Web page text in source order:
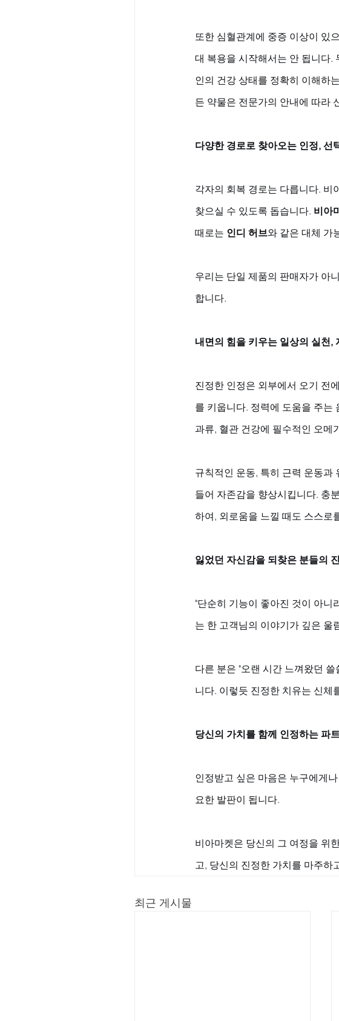
또한 심혈관계에 중증 이상이 있
대 복용을 시작해서는 안 됩니다.
인의 건강 상태를 정확히 이해하
든 약물은 전문가의 안내에 따라
다양한 경로로 찾아오는 인정, 선
각자의 회복 경로는 다릅니다. 비
찾으실 수 있도록 돕습니다. 비아
때로는 인디 허브와 같은 대체 가
우리는 단일 제품의 판매자가 아
합니다.
내면의 힘을 키우는 일상의 실천,
진정한 인정은 외부에서 오기 전
를 키웁니다. 정력에 도움을 주는
과류, 혈관 건강에 필수적인 오메
규칙적인 운동, 특히 근력 운동과
들어 자존감을 향상시킵니다. 충
하여, 외로움을 느낄 때도 스스로
잃었던 자신감을 되찾은 분들의
"단순히 기능이 좋아진 것이 아니
는 한 고객님의 이야기가 깊은 울
다른 분은 "오랜 시간 느껴왔던
니다. 이렇듯 진정한 치유는 신체
당신의 가치를 함께 인정하는 파
인정받고 싶은 마음은 누구에게
요한 발판이 됩니다.
비아마켓은 당신의 그 여정을 위
고, 당신의 진정한 가치를 마주하
최근 게시물